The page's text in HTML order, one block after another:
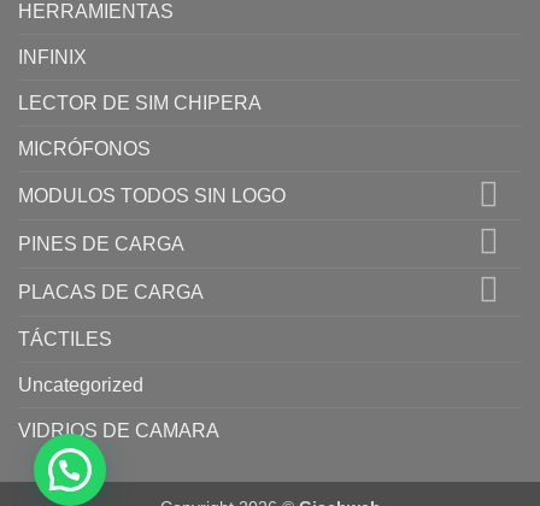
HERRAMIENTAS
INFINIX
LECTOR DE SIM CHIPERA
MICRÓFONOS
MODULOS TODOS SIN LOGO
PINES DE CARGA
PLACAS DE CARGA
TÁCTILES
Uncategorized
VIDRIOS DE CAMARA